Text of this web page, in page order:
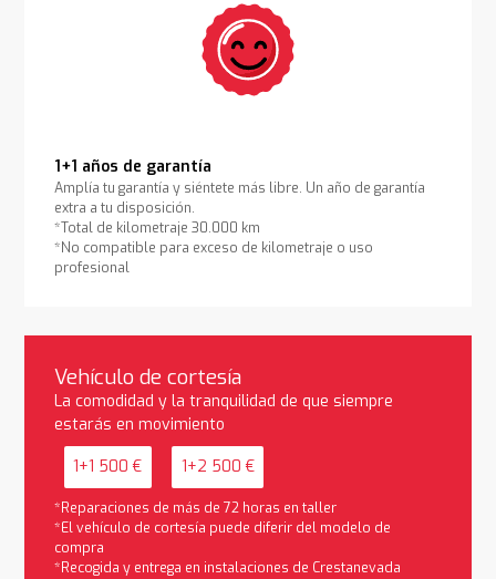
1+1 años de garantía
Amplía tu garantía y siéntete más libre. Un año de garantía
extra a tu disposición.
*Total de kilometraje 30.000 km
*No compatible para exceso de kilometraje o uso
profesional
Vehículo de cortesía
La comodidad y la tranquilidad de que siempre
estarás en movimiento
1+1 500 € 1+2 500 €
*Reparaciones de más de 72 horas en taller
*El vehículo de cortesía puede diferir del modelo de
compra
*Recogida y entrega en instalaciones de Crestanevada